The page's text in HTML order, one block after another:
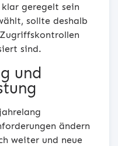
geregelt sein
sollte deshalb
sind.
und
ändern
weiter und neue